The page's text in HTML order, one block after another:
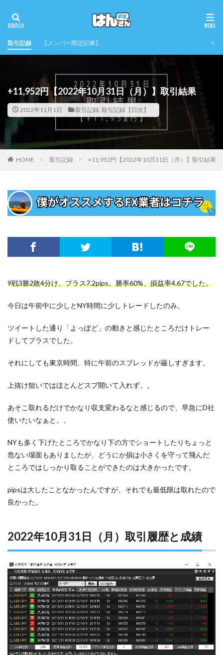
取引記録 【メンバー限定記事】
+11,952円【2022年10月31日（月）】取引結果
2022年11月1日 取引記録, 取引記録【日次】
HOME 取引記録 +11,952円【2022年10月31日（月）】取引結果
9戦3勝2敗4分け、プラス7.2pips。勝率60%、損益率4.67でした。
今日は午前中に少しとNY時間に少しトレードしたのみ。
ツイートした通り「よっぽど」の動きと感じたところだけトレー
ドしてプラスでした。
それにしても東京時間、特に午前のスプレッドが厳しすぎます。
上抜け狙いではほとんどスプ開いて入れず。。
あそこ取れるだけでかなり収支変わるなと感じるので、早急にD社
使いたいなぁと。。
NYも多く下げたところでかなり下の方でショートしたりちょっと
危ない場面もありましたが、どうにか損は小さくを守って飛んだ
ところではしっかり取ることができたのは大きかったです。
pipsは大したことなかったんですが、それでも最低限は取れたので
良かった。
2022年10月31日（月）取引履歴と成績